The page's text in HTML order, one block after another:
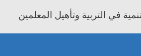
في التربية وتأهيل المعلمين